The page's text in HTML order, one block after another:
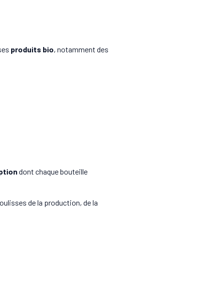
produits bio, notamment des
dont chaque bouteille
de la production, de la